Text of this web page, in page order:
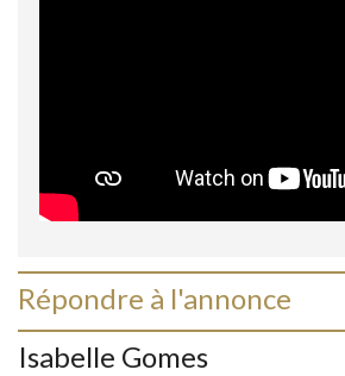
Répondre à l'annonce
Isabelle Gomes